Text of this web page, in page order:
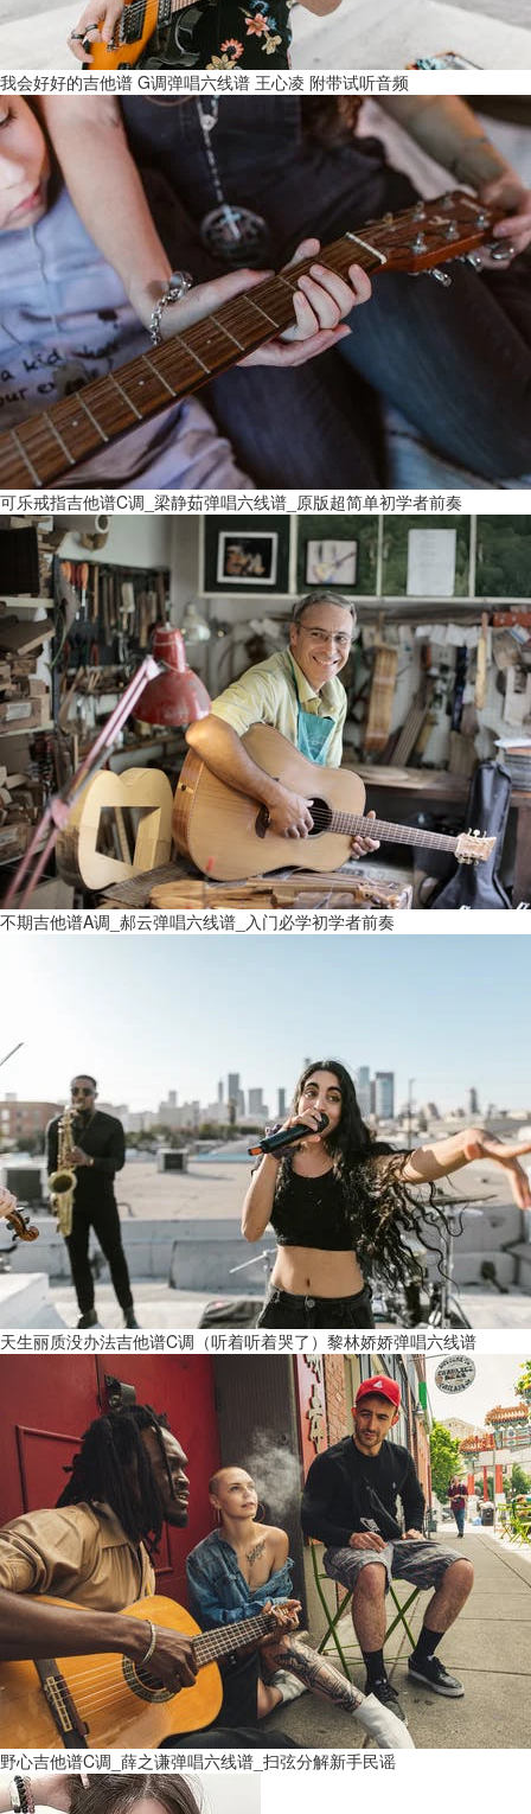
我会好好的吉他谱 G调弹唱六线谱 王心凌 附带试听音频
可乐戒指吉他谱C调_梁静茹弹唱六线谱_原版超简单初学者前奏
不期吉他谱A调_郝云弹唱六线谱_入门必学初学者前奏
天生丽质没办法吉他谱C调（听着听着哭了）黎林娇娇弹唱六线谱
野心吉他谱C调_薛之谦弹唱六线谱_扫弦分解新手民谣